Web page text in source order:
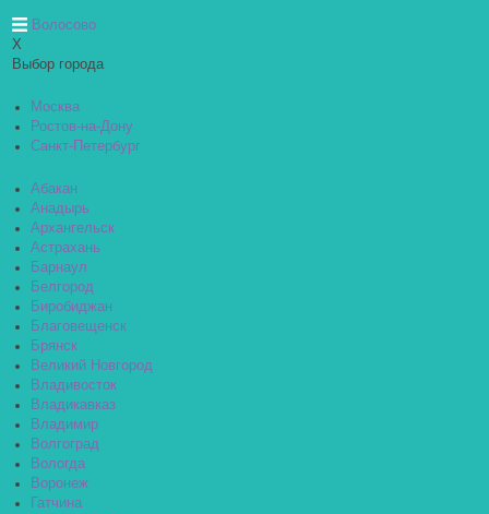
Волосово
X
Выбор города
Москва
Ростов-на-Дону
Санкт-Петербург
Абакан
Анадырь
Архангельск
Астрахань
Барнаул
Белгород
Биробиджан
Благовещенск
Брянск
Великий Новгород
Владивосток
Владикавказ
Владимир
Волгоград
Вологда
Воронеж
Гатчина